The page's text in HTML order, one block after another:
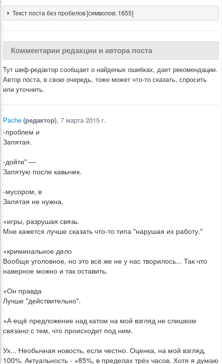
Текст поста без пробелов [символов: 1655]
Комментарии редакции и автора поста
Тут шеф-редактор сообщает о найденых ошибках, дает рекомендации.
Автор поста, в свою очередь, тоже может что-то сказать, спросить
или уточнить.
Pache (редактор), 7 марта 2015 г.
-проблем и
Запятая.
-дойти" —
Запятую после кавычек.
-мусором, в
Запятая не нужна.
+игры, разрушая связь.
Мне кажется лучше сказать что-то типа "нарушая их работу."
+криминальное дело
Вообще уголовное, но это всё же не у нас творилось... Так что
наверное можно и так оставить.
+Он правда
Лучше "действительно".
+А ещё предложение над катом на мой взгляд не слишком
связано с тем, что происходит под ним.
Ух... Необычная новость, если честно. Оценка, на мой взгляд,
100%. Актуальность - +85%, в пределах трёх часов. Хотя я думаю